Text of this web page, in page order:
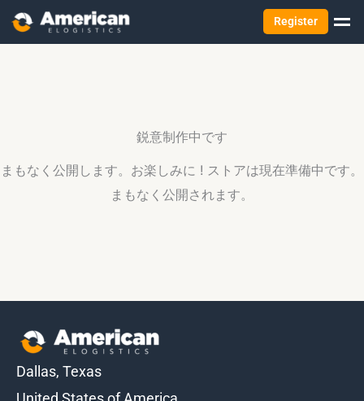
Register
鋭意制作中です
まもなく公開します。お楽しみに ! ストアは現在準備中です。
まもなく公開されます。
Dallas, Texas